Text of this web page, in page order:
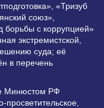
«Тризуб
союз»,
борьбы с коррупцией»
экстремистской,
суда; её
в перечень
Минюстом РФ